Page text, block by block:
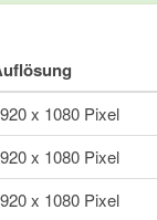
x 1080 Pixel
x 1080 Pixel
x 1080 Pixel